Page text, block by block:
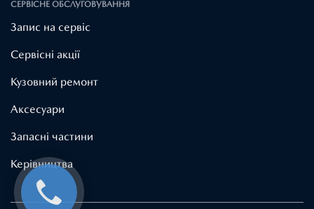
СЕРВІСНЕ ОБСЛУГОВУВАННЯ
Запис на сервіс
Cервісні акції
Кузовний ремонт
Аксесуари
Запасні частини
Керівництва